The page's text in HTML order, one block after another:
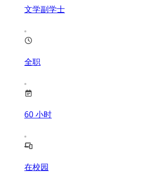
文学副学士
全职
60 小时
在校园